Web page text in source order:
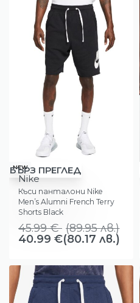
-11%
NEW
БЪРЗ ПРЕГЛЕД
Nike
Къси панталони Nike
Men’s Alumni French Terry
Shorts Black
45.99€ (89.95лв.)
40.99 €(80.17 лв.)